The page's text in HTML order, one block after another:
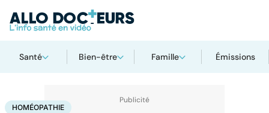
Santé Bien-être Famille Émissions
AccueilSantéHoméopathie
HOMÉOPATHIE